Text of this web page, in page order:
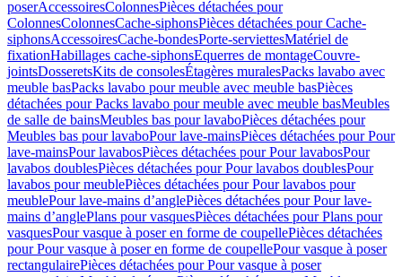
poserAccessoiresColonnesPièces détachées pour
ColonnesColonnesCache-siphonsPièces détachées pour Cache-
siphonsAccessoiresCache-bondesPorte-serviettesMatériel de
fixationHabillages cache-siphonsEquerres de montageCouvre-
jointsDosseretsKits de consolesÉtagères muralesPacks lavabo avec
meuble basPacks lavabo pour meuble avec meuble basPièces
détachées pour Packs lavabo pour meuble avec meuble basMeubles
de salle de bainsMeubles bas pour lavaboPièces détachées pour
Meubles bas pour lavaboPour lave-mainsPièces détachées pour Pour
lave-mainsPour lavabosPièces détachées pour Pour lavabosPour
lavabos doublesPièces détachées pour Pour lavabos doublesPour
lavabos pour meublePièces détachées pour Pour lavabos pour
meublePour lave-mains d’anglePièces détachées pour Pour lave-
mains d’anglePlans pour vasquesPièces détachées pour Plans pour
vasquesPour vasque à poser en forme de coupellePièces détachées
pour Pour vasque à poser en forme de coupellePour vasque à poser
rectangulairePièces détachées pour Pour vasque à poser